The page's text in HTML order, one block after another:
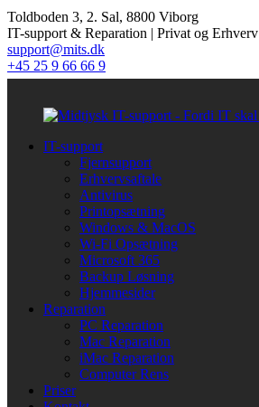
Toldboden 3, 2. Sal, 8800 Viborg
IT-support & Reparation | Privat og Erhverv
support@mits.dk
+45 25 9 66 66 9
IT-support
Fjernsupport
Erhvervsaftale
Antivirus
Printopsætning
Windows & MacOS
Wi-Fi Opsætning
Microsoft 365
Backup Løsning
Hjemmesider
Reparation
PC Reparation
Mac Reparation
iMac Reparation
Computer Rens
Priser